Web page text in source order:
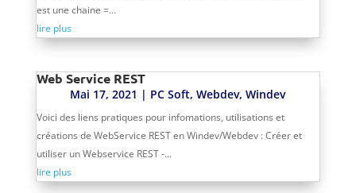
est une chaine =...
lire plus
Web Service REST
Mai 17, 2021 | PC Soft,Webdev,Windev
Voici des liens pratiques pour infomations, utilisations et
créations de WebService REST en Windev/Webdev : Créer et
utiliser un Webservice REST -...
lire plus